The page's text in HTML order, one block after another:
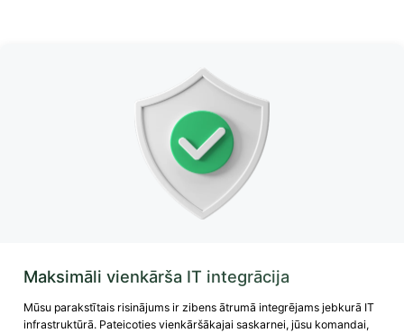
Maksimāli vienkārša IT integrācija
Mūsu parakstītais risinājums ir zibens ātrumā integrējams jebkurā IT
infrastruktūrā. Pateicoties vienkāršākajai saskarnei, jūsu komandai,